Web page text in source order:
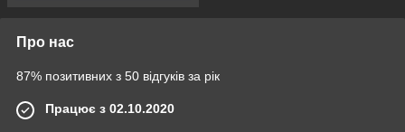
Про нас
87% позитивних з 50 відгуків за рік
Працює з 02.10.2020